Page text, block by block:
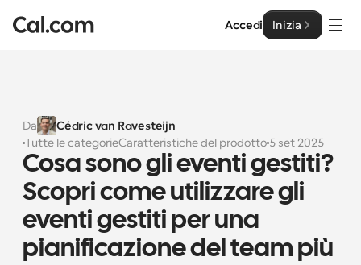
Accedi Inizia
Soluzioni
Per dimensione del team
Per individui
Pianificazione personale semplificata
Per Team
Pianificazione collaborativa per gruppi
Impresa
Sviluppatore
Da
Cédric van Ravesteijn
Tutte le categorieCaratteristiche del prodotto 5 set 2025
Cosa sono gli eventi gestiti?
Scopri come utilizzare gli
eventi gestiti per una
pianificazione del team più